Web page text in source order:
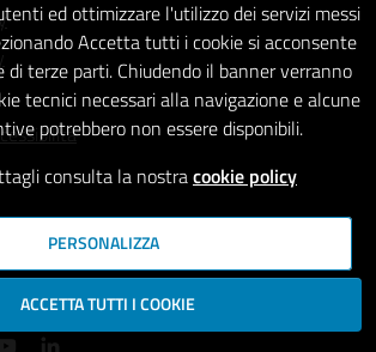
ed ottimizzare l'utilizzo dei servizi messi
Accetta tutti i cookie si acconsente
di terze parti. Chiudendo il banner verranno
tecnici necessari alla navigazione e alcune
potrebbero non essere disponibili.
consulta la nostracookie policy
PERSONALIZZA
ACCETTA TUTTI I COOKIE